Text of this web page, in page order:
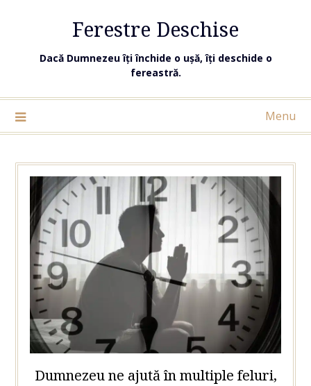
Ferestre Deschise
Dacă Dumnezeu îți închide o ușă, îți deschide o
fereastră.
Menu
Dumnezeu ne ajută în multiple feluri,